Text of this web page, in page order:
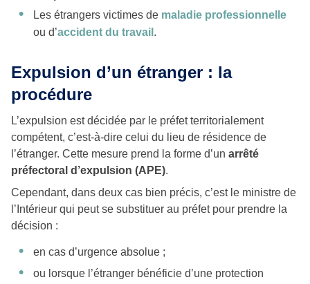
Les étrangers victimes de maladie professionnelle
ou d’accident du travail .
Expulsion d’un étranger : la
procédure
L’expulsion est décidée par le préfet territorialement
compétent, c’est-à-dire celui du lieu de résidence de
l’étranger. Cette mesure prend la forme d’un arrêté
préfectoral d’expulsion (APE).
Cependant, dans deux cas bien précis, c’est le ministre de
l’Intérieur qui peut se substituer au préfet pour prendre la
décision :
en cas d’urgence absolue ;
ou lorsque l’étranger bénéficie d’une protection